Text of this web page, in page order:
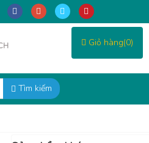
QUÝ KHÁCH ĐÃ GHÉ THĂM VÀ
Giỏ hàng(0)
Tìm kiếm